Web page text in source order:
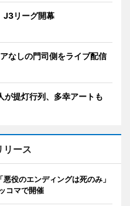
リーグ開幕
なしの門司側をライブ配信
提灯行列、多幸アートも
リース
役のエンディングは死のみ」
コマで開催